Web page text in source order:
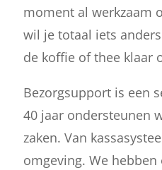
moment al werkzaam
wil je totaal iets
de koffie of thee klaar
Bezorgsupport is een
40 jaar ondersteunen
zaken. Van
omgeving. We